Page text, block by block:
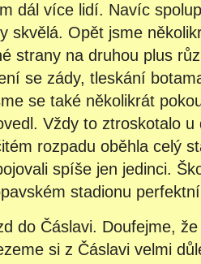
dál více lidí. Navíc
skvělá. Opět jsme
strany na druhou plus
se zády, tleskání
se také několikrát
Vždy to ztroskotalo
rozpadu oběhla celý
spíše jen jedinci.
stadionu
do Čáslavi. Doufejme,
si z Čáslavi velmi